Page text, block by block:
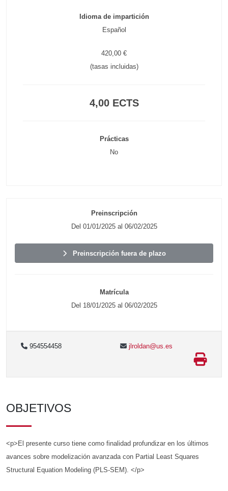
Idioma de impartición
Español
420,00 €
(tasas incluidas)
4,00 ECTS
Prácticas
No
Preinscripción
Del 01/01/2025 al 06/02/2025
Preinscripción fuera de plazo
Matrícula
Del 18/01/2025 al 06/02/2025
954554458 jlroldan@us.es
OBJETIVOS
<p>El presente curso tiene como finalidad profundizar en los últimos
avances sobre modelización avanzada con Partial Least Squares
Structural Equation Modeling (PLS-SEM). </p>